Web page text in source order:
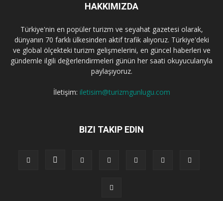
HAKKIMIZDA
Türkiye'nin en popüler turizm ve seyahat gazetesi olarak,
dünyanın 70 farklı ülkesinden aktif trafik alıyoruz. Türkiye'deki
ve global ölçekteki turizm gelişmelerini, en güncel haberleri ve
gündemle ilgili değerlendirmeleri günün her saati okuyucularıyla
paylaşıyoruz.
İletişim: iletisim@turizmgunlugu.com
BIZI TAKIP EDIN